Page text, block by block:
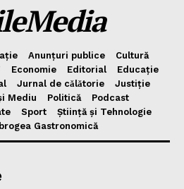
Anunțuri publice
Cultură
Economie Editorial
Educație
Jurnal de cǎlǎtorie
Justiție
Mediu Politică
Podcast
Sport
Știință și Tehnologie
Gastronomică